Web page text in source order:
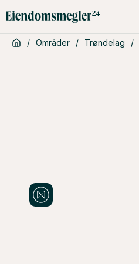
/ Områder / Trøndelag /